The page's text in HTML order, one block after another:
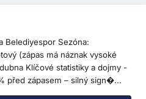
Belediyespor Sezóna:
(zápas má náznak vysoké
Klíčové statistiky a dojmy -
před zápasem – silný sign�...